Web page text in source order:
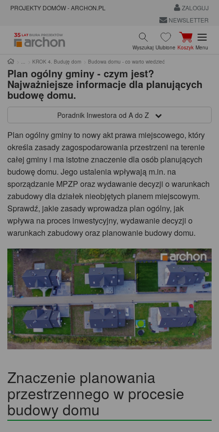
PROJEKTY DOMÓW - ARCHON.PL
ZALOGUJ
NEWSLETTER
Wyszukaj Ulubione Koszyk Menu
KROK 4. Buduję dom Budowa domu - co warto wiedzieć
Plan ogólny gminy - czym jest?
Najważniejsze informacje dla planujących
budowę domu.
Poradnik Inwestora od A do Z
Plan ogólny gminy to nowy akt prawa miejscowego, który
określa zasady zagospodarowania przestrzeni na terenie
całej gminy i ma istotne znaczenie dla osób planujących
budowę domu. Jego ustalenia wpływają m.in. na
sporządzanie MPZP oraz wydawanie decyzji o warunkach
zabudowy dla działek nieobjętych planem miejscowym.
Sprawdź, jakie zasady wprowadza plan ogólny, jak
wpływa na proces inwestycyjny, wydawanie decyzji o
warunkach zabudowy oraz planowanie budowy domu.
Znaczenie planowania
przestrzennego w procesie
budowy domu